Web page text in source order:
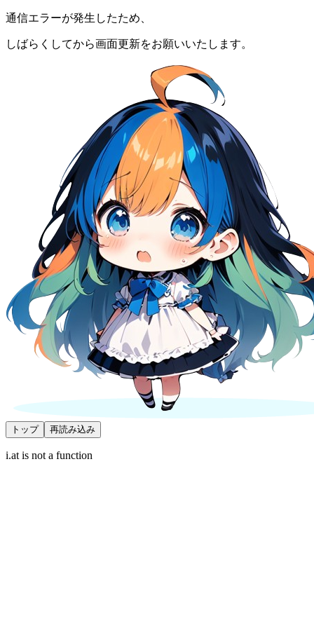
通信エラーが発生したため、
しばらくしてから画面更新をお願いいたします。
トップ 再読み込み
i.at is not a function